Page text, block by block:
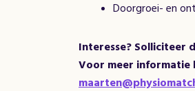
Doorgroei- en
Interesse? Solliciteer
Voor meer informatie